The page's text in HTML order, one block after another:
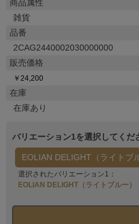
商品属性
雑貨
品番
2CAG2440002030000000
販売価格
￥24,200
在庫
在庫あり
バリエーション1を選択してくだ
EOLIAN DELIGHT（ライト
選択されたバリエーション1：
EOLIAN DELIGHT（ライトブルー